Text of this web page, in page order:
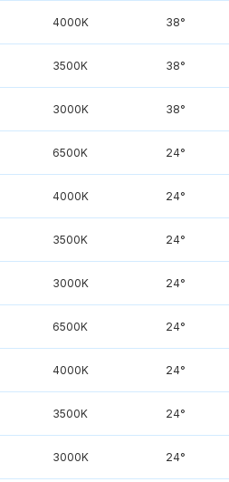
4000K 38°
3500K 38°
3000K 38°
6500K 24°
4000K 24°
3500K 24°
3000K 24°
6500K 24°
4000K 24°
3500K 24°
3000K 24°